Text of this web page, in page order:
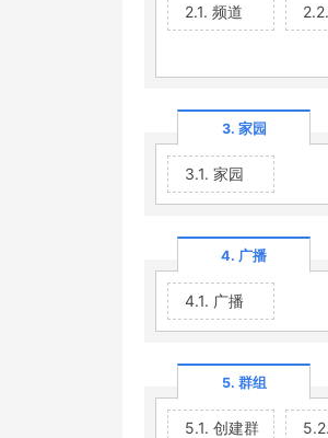
2.1. 频道
3. 家园
3.1. 家园
4. 广播
4.1. 广播
5. 群组
5.1. 创建群